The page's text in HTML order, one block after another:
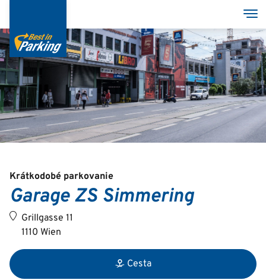
hlavný
obsah
Services
Garages
Group
Deutsch
English
Krátkodobé parkovanie
Garage ZS Simmering
Grillgasse 11
1110 Wien
Cesta